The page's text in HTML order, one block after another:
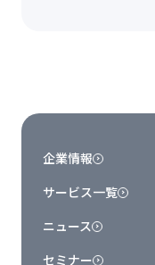
企業情報
サービス一覧
ニュース
セミナー